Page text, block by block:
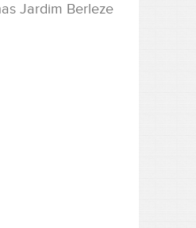
Jardim Berleze